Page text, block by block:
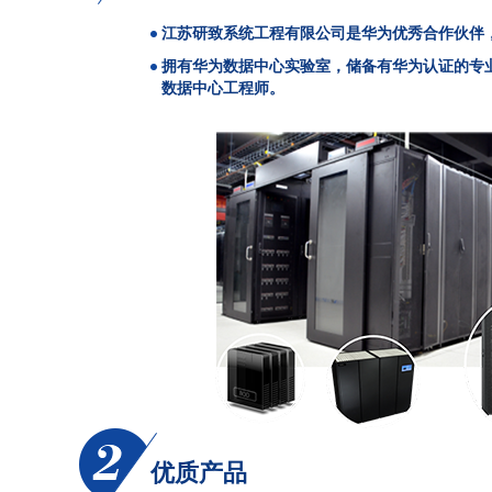
江苏研致系统工程有限公司是华为优秀合作伙伴
拥有华为数据中心实验室，储备有华为认证的
数据中心工程师。
优质产品